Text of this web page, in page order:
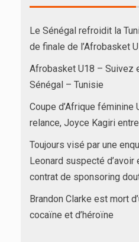
Le Sénégal refroidit la
de finale de l’Afrobasket
Afrobasket U18 – Suivez
Sénégal – Tunisie
Coupe d’Afrique féminine
relance, Joyce Kagiri
Toujours visé par une
Leonard suspecté d’avoir
contrat de sponsoring
Brandon Clarke est mort
cocaïne et d’héroïne